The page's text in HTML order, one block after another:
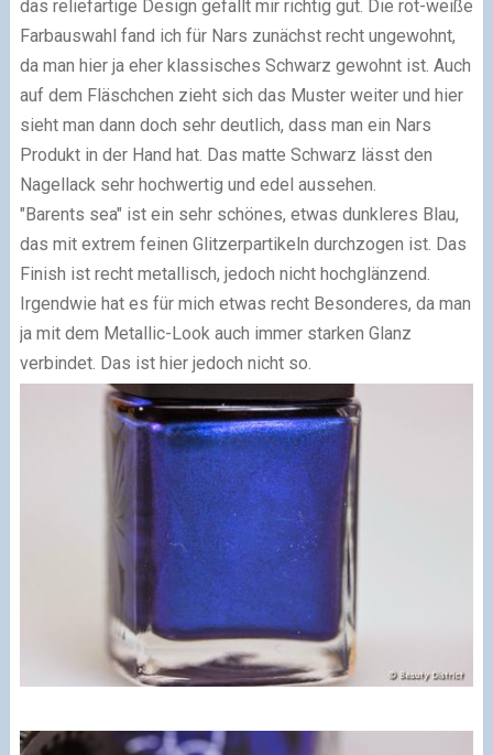
das reliefartige Design gefällt mir richtig gut. Die rot-weiße
Farbauswahl fand ich für Nars zunächst recht ungewohnt,
da man hier ja eher klassisches Schwarz gewohnt ist. Auch
auf dem Fläschchen zieht sich das Muster weiter und hier
sieht man dann doch sehr deutlich, dass man ein Nars
Produkt in der Hand hat. Das matte Schwarz lässt den
Nagellack sehr hochwertig und edel aussehen.
"Barents sea" ist ein sehr schönes, etwas dunkleres Blau,
das mit extrem feinen Glitzerpartikeln durchzogen ist. Das
Finish ist recht metallisch, jedoch nicht hochglänzend.
Irgendwie hat es für mich etwas recht Besonderes, da man
ja mit dem Metallic-Look auch immer starken Glanz
verbindet. Das ist hier jedoch nicht so.